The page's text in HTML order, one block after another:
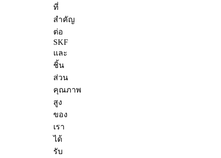
ที่
สำคัญ
ต่อ
SKF
และ
ชิ้น
ส่วน
คุณภาพ
สูง
ของ
เรา
ได้
รับ